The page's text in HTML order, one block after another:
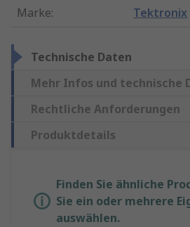
Marke: Tektronix
Technische Daten
Mehr Infos und technische
Rechtliche Anforderungen
Produktdetails
Finden Sie ähnliche
Sie ein oder mehrere
auswählen.